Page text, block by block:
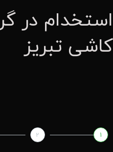
استخدام در
کاشی تبریز
1
2